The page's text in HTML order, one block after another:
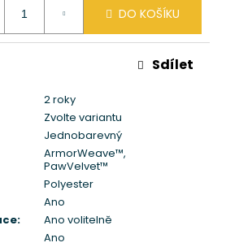
DO KOŠÍKU
2 roky
Zvolte variantu
Jednobarevný
ArmorWeave™,
PawVelvet™
Polyester
Ano
:
Ano volitelně
Ano
Sdílet